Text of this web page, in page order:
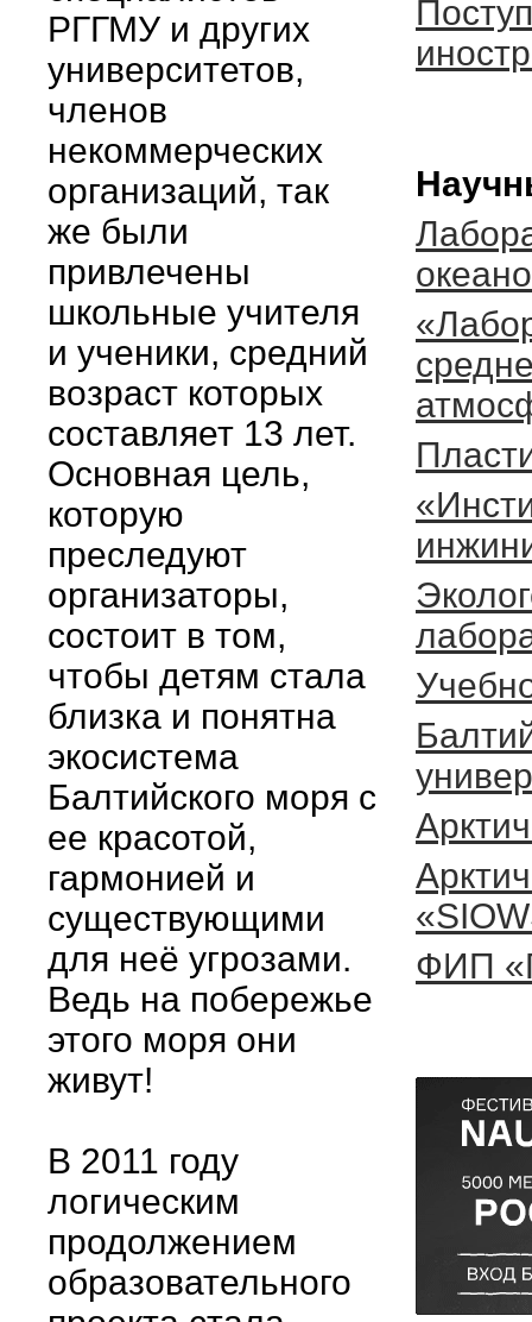
РГГМУ и других
университетов,
членов
некоммерческих
организаций, так
же были
привлечены
школьные учителя
и ученики, средний
возраст которых
составляет 13 лет.
Основная цель,
которую
преследуют
организаторы,
состоит в том,
чтобы детям стала
близка и понятна
экосистема
Балтийского моря с
ее красотой,
гармонией и
существующими
для неё угрозами.
Ведь на побережье
этого моря они
живут!
В 2011 году
логическим
продолжением
образовательного
ФИП